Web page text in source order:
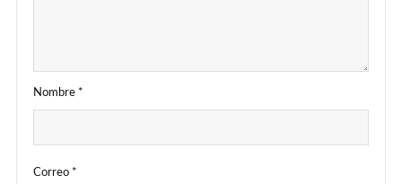
Nombre *
Correo *